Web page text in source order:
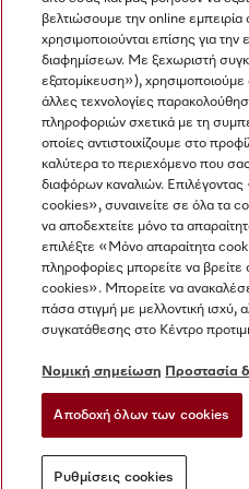
Η εταιρεία μας
Όροι και Προϋποθέσεις
Προστασία δεδομένων
Όροι Χρήσης
Δήλωση Προσβασιμότητας
Νόμος για τις ψηφιακές
Ρυθμίσεις cookies
Miele στο Instagram
Miele στο Facebook
Miele στο
βελτιώσουμε την online
χρησιμοποιούνται επίσης για την
διαφημίσεων. Με ξεχωριστή
εξατομίκευση»),
άλλες τεχνολογίες
πληροφοριών σχετικά με τη
οποίες αντιστοιχίζουμε στο
καλύτερα το περιεχόμενο που
διαφόρων καναλιών.
cookies», συναινείτε σε όλα τα
να αποδεχτείτε μόνο τα
επιλέξτε «Μόνο απαραίτητα
πληροφορίες μπορείτε να βρείτε
cookies». Μπορείτε να
πάσα στιγμή με μελλοντική ισχύ,
συγκατάθεσης στο Κέντρο
Νομική σημείωση Προστασία
Αποδοχή όλων των cookies
Ρυθμίσεις cookies